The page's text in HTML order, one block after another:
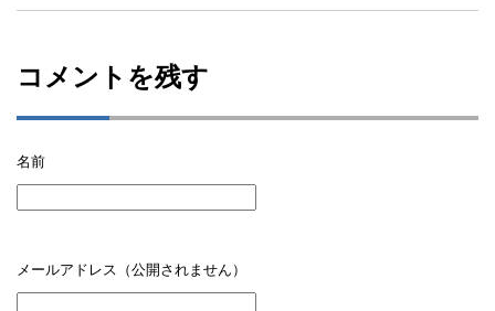
コメントを残す
名前
メールアドレス（公開されません）